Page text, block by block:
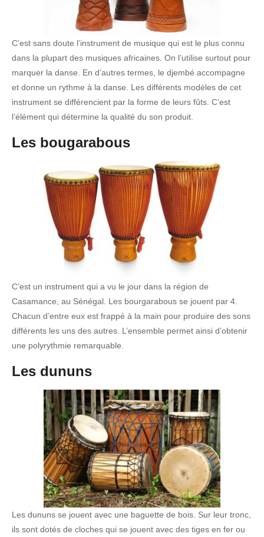
C’est sans doute l’instrument de musique qui est le plus connu
dans la plupart des musiques africaines. On l’utilise surtout pour
marquer la danse. En d’autres termes, le djembé accompagne
et donne un rythme à la danse. Les différents modèles de cet
instrument se différencient par la forme de leurs fûts. C’est
l’élément qui détermine la qualité du son produit.
Les bougarabous
C’est un instrument qui a vu le jour dans la région de
Casamance, au Sénégal. Les bourgarabous se jouent par 4.
Chacun d’entre eux est frappé à la main pour produire des sons
différents les uns des autres. L’ensemble permet ainsi d’obtenir
une polyrythmie remarquable.
Les dununs
Les dununs se jouent avec une baguette de bois. Sur leur tronc,
ils sont dotés de cloches qui se jouent avec des tiges en fer ou